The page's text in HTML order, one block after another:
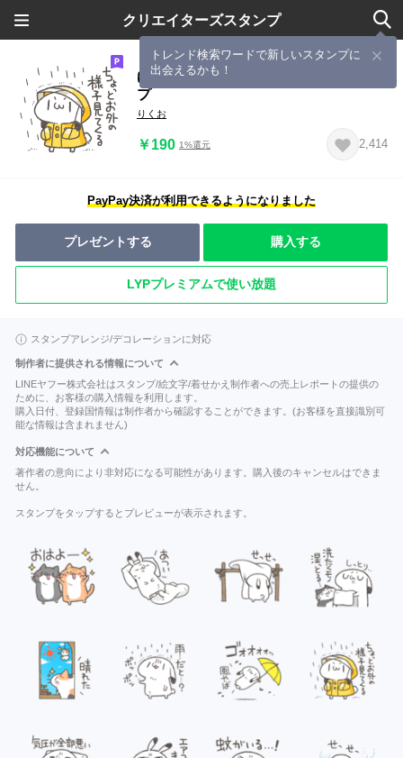
クリエイターズスタンプ
トレンド検索ワードで新しいスタンプに
出会えるかも！
ゆるうさ達と梅雨と組み合わせスタン
プ
りくお
￥190 1%還元 2,414
PayPay決済が利用できるようになりました
プレゼントする 購入する
LYPプレミアムで使い放題
スタンプアレンジ/デコレーションに対応
制作者に提供される情報について
LINEヤフー株式会社はスタンプ/絵文字/着せかえ制作者への売上レポートの提供の
ために、お客様の購入情報を利用します。
購入日付、登録国情報は制作者から確認することができます。(お客様を直接識別可
能な情報は含まれません)
対応機能について
著作者の意向により非対応になる可能性があります。購入後のキャンセルはできま
せん。
スタンプをタップするとプレビューが表示されます。